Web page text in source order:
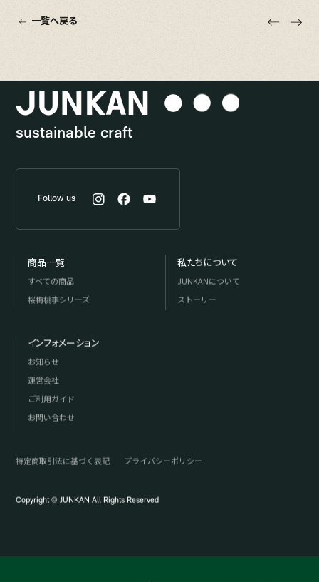
一覧へ戻る
sustainable craft
Follow us
商品一覧
すべての商品
桜梅桃李シリーズ
私たちについて
JUNKANについて
ストーリー
インフォメーション
お知らせ
運営会社
ご利用ガイド
お問い合わせ
特定商取引法に基づく表記 プライバシーポリシー
Copyright © JUNKAN All Rights Reserved